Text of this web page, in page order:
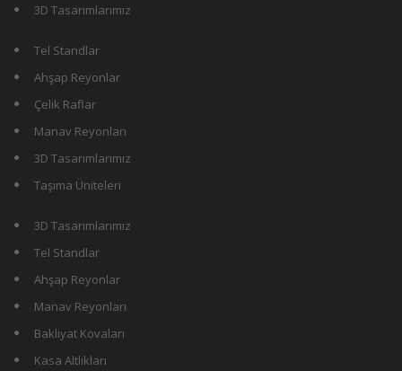
3D Tasarımlarımız
Tel Standlar
Ahşap Reyonlar
Çelik Raflar
Manav Reyonları
3D Tasarımlarımız
Taşıma Üniteleri
3D Tasarımlarımız
Tel Standlar
Ahşap Reyonlar
Manav Reyonları
Bakliyat Kovaları
Kasa Altlıkları